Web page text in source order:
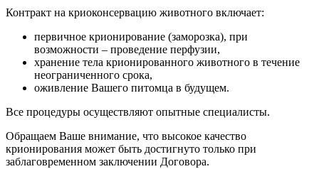
Контракт на криоконсервацию животного включает:
первичное крионирование (заморозка), при
возможности – проведение перфузии,
хранение тела крионированного животного в течение
неограниченного срока,
оживление Вашего питомца в будущем.
Все процедуры осуществляют опытные специалисты.
Обращаем Ваше внимание, что высокое качество
крионирования может быть достигнуто только при
заблаговременном заключении Договора.